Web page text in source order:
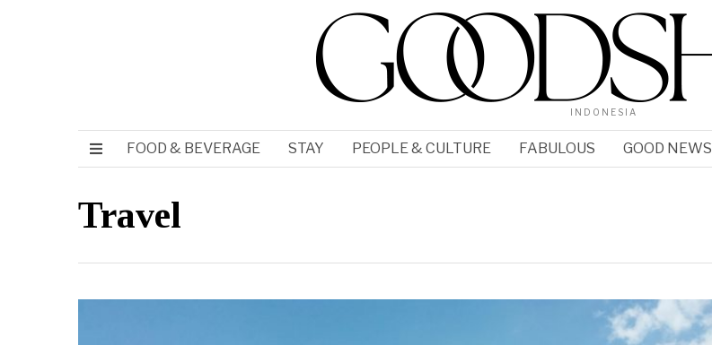
INDONESIA
FOOD & BEVERAGE STAY PEOPLE & CULTURE FABULOUS GOOD NEWS
Travel